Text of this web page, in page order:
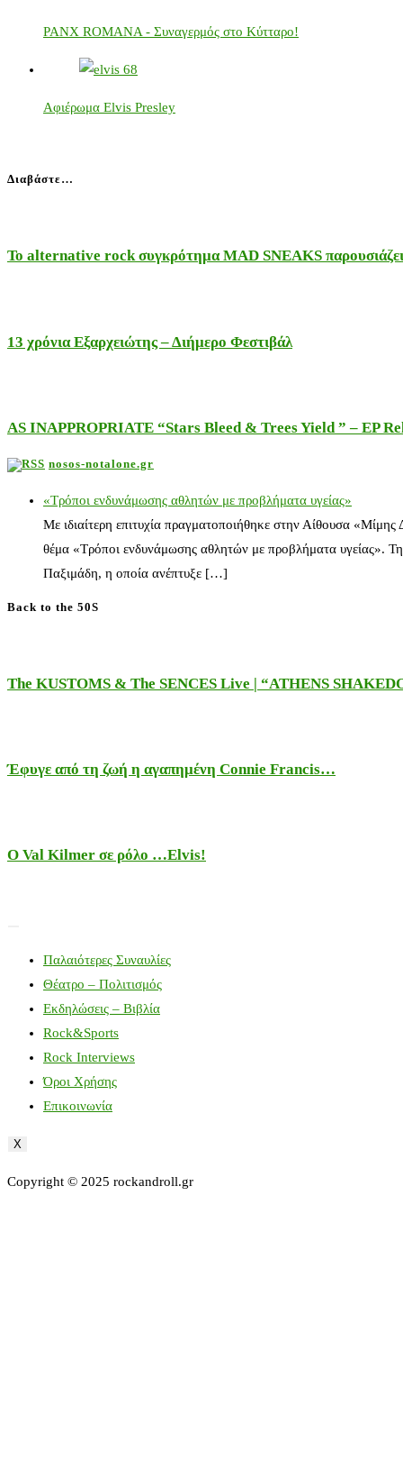
PANX ROMANA - Συναγερμός στο Κύτταρο!
Αφιέρωμα Elvis Presley
Διαβάστε…
Το alternative rock συγκρότημα MAD SNEAKS
13 χρόνια Εξαρχειώτης – Διήμερο Φεστιβάλ
AS INAPPROPRIATE “Stars Bleed & Trees Yield ” – EP
nosos-notalone.gr
«Τρόποι ενδυνάμωσης αθλητών με προβλήματα υγείας»
Με ιδιαίτερη επιτυχία πραγματοποιήθηκε στην Αίθουσα
θέμα «Τρόποι ενδυνάμωσης αθλητών με προβλήματα υγείας».
Παξιμάδη, η οποία ανέπτυξε […]
Back to the 50S
The KUSTOMS & The SENCES Live | “ATHENS
Έφυγε από τη ζωή η αγαπημένη Connie Francis…
Ο Val Kilmer σε ρόλο …Elvis!
Παλαιότερες Συναυλίες
Θέατρο – Πολιτισμός
Εκδηλώσεις – Βιβλία
Rock&Sports
Rock Interviews
Όροι Χρήσης
Επικοινωνία
X
Copyright © 2025 rockandroll.gr